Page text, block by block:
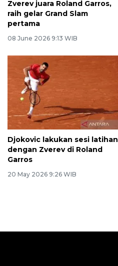
Zverev juara Roland Garros,
raih gelar Grand Slam
pertama
08 June 2026 9:13 WIB
Djokovic lakukan sesi latihan
dengan Zverev di Roland
Garros
20 May 2026 9:26 WIB